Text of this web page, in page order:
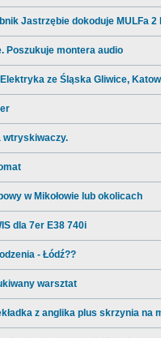
Jastrzębie dokoduje MULFa 2
Poszukuje montera audio
ze Śląska Gliwice,
wtryskiwaczy.
w Mikołowie lub okolicach
dla 7er E38 740i
- Łódź??
warsztat
z anglika plus skrzynia na